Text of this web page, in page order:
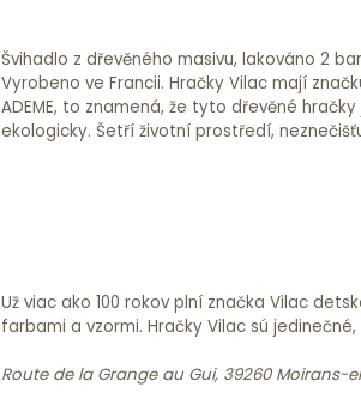
Švihadlo z dřevěného masivu, lakováno 2
Vyrobeno ve Francii. Hračky Vilac mají
ADEME, to znamená, že tyto dřevěné
ekologicky. Šetří životní prostředí,
neplýtvají energiemi. Hlavné vlastnosti:
Už viac ako 100 rokov plní značka Vilac
farbami a vzormi. Hračky Vilac sú
Route de la Grange au Gui, 39260 Moirans-